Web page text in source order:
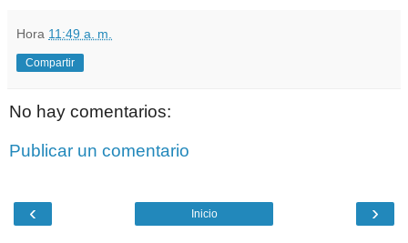
Hora 11:49 a. m.
Compartir
No hay comentarios:
Publicar un comentario
‹ ›
Inicio